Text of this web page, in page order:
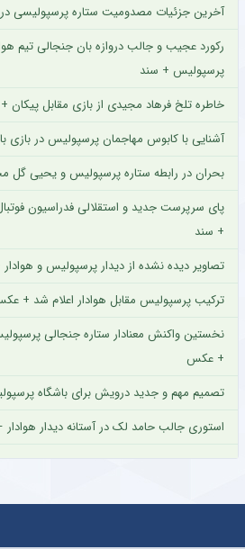
آخرین جزئیات مصدومیت ستاره پرسپولیسی
رکورد عجیب و جالب دروازه بان جنجالی تیم
پرسپولیس + سند
خاطره تلخ فرهاد مجیدی از بازی مقابل پیکان
آشنایی با کابوس مهاجمان پرسپولیس در بازی
بحران در رابطه ستاره پرسپولیس و یحیی گل
پای سرپرست جدید و استقلالی فدراسیون
+ سند
تصاویر دیده نشده از دیدار پرسپولیس و
ترکیب پرسپولیس مقابل هوادار اعلام شد +
نخستین واکنش معنادار ستاره جنجالی
+ عکس
تصمیم مهم و جدید درویش برای باشگاه
استوری جالب حامد لک در آستانه دیدار